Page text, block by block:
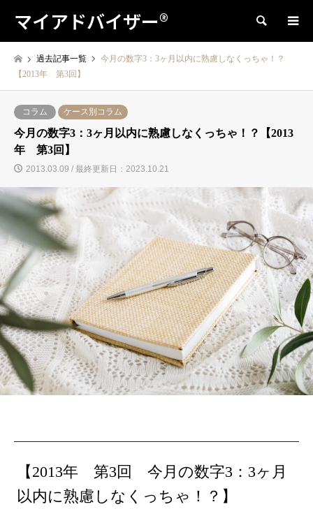
マイアドバイザー® 検索
過去記事一覧
今月の数字3：3ヶ月以内に熟慮しなくっちゃ！？
【2013年 第3回】
コラム ケース別コラム
今月の数字3：3ヶ月以内に熟慮しなくっちゃ！？【2013
年 第3回】
2013.03.09 / 最終更新日：2023.10.21
【2013年 第3回 今月の数字3：3ヶ月
以内に熟慮しなくっちゃ！？】